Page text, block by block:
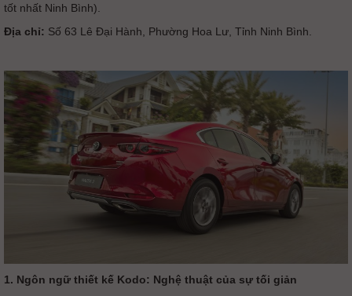
tốt nhất Ninh Bình).
Địa chỉ: Số 63 Lê Đại Hành, Phường Hoa Lư, Tỉnh Ninh Bình.
1. Ngôn ngữ thiết kế Kodo: Nghệ thuật của sự tối giản